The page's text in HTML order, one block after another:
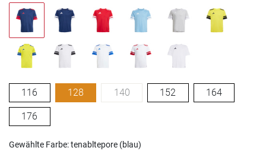
116 128 140 152 164
176
Gewählte Farbe: tenabltepore (blau)